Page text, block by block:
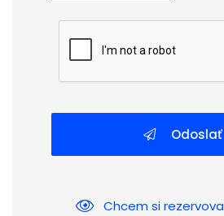
Odoslať
Chcem si